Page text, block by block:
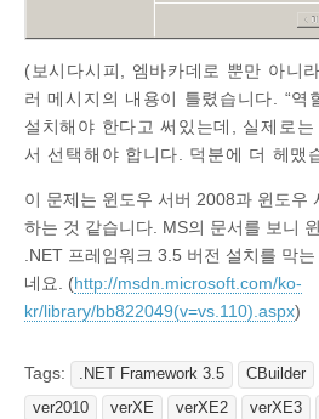
(보시다시피, 엠바카데로 뿐만 아니
러 메시지의 내용이 틀렸습니다. “역
설치해야 한다고 써있는데, 실제로는
서 선택해야 합니다. 덕분에 더 헤맸
이 문제는 윈도우 서버 2008과 윈도우
하는 것 같습니다. MS의 문서를 보니
.NET 프레임워크 3.5 버전 설치를 막
네요. (http://msdn.microsoft.com/ko-
kr/library/bb822049(v=vs.110).aspx)
Tags: .NET Framework 3.5 CBuilder
ver2010
verXE verXE2 verXE3